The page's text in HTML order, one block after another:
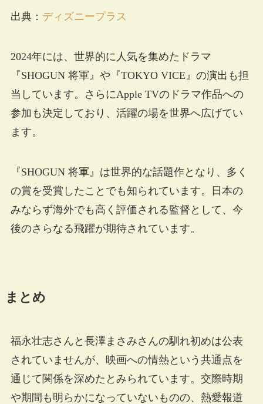
出典： ディズニープラス
2024年には、世界的に人気を集めたドラマ
『SHOGUN 将軍』や『TOKYO VICE』の演出も担
当しています。さらにApple TVのドラマ作品への
参加も決定しており、活躍の場を世界へ広げてい
ます。
『SHOGUN 将軍』は世界的な話題作となり、多く
の賞を受賞したことでも知られています。日本の
みならず海外でも高く評価される監督として、今
後のさらなる飛躍が期待されています。
まとめ
福永壮志さんと長澤まさみさんの馴れ初めは公表
されていませんが、映画への情熱という共通点を
通じて関係を深めたとみられています。交際時期
や期間も明らかになっていないものの、熱愛報道